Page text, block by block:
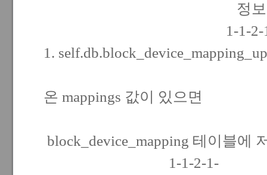
정보를
1-1-2-1-
1.
온 mappings 값이 있으면
block_device_mapping 테이블에
1-1-2-1-